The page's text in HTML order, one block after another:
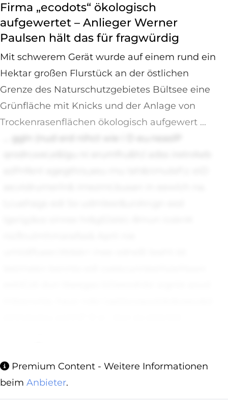
Firma „ecodots“ ökologisch
aufgewertet – Anlieger Werner
Paulsen hält das für fragwürdig
Mit schwerem Gerät wurde auf einem rund ein
Hektar großen Flurstück an der östlichen
Grenze des Naturschutzgebietes Bültsee eine
Grünfläche mit Knicks und der Anlage von
Trockenrasenflächen ökologisch aufgewert ...
Premium Content - Weitere Informationen
beim Anbieter.